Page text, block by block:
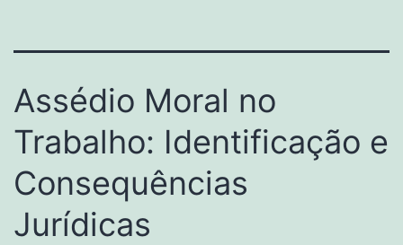
Assédio Moral no
Trabalho: Identificação e
Consequências
Jurídicas